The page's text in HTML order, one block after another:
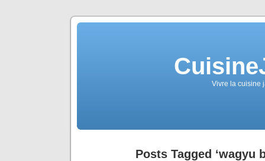
Vivre la cuisine
Posts Tagged ‘wagyu